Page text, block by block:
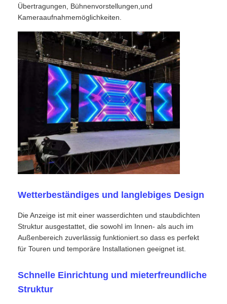
VR Show
Über uns
Werksbesichtigung
Qualitätskontrolle
Kontakt
Nachrichten
Fälle
Angebot anfordern
LED-Videowand-Display
Übertragungen, Bühnenvorstellungen,und
Kameraaufnahmemöglichkeiten.
Wetterbeständiges und langlebiges Design
Die Anzeige ist mit einer wasserdichten und staubdichten
Struktur ausgestattet, die sowohl im Innen- als auch im
Außenbereich zuverlässig funktioniert.so dass es perfekt
für Touren und temporäre Installationen geeignet ist.
Schnelle Einrichtung und mieterfreundliche
Struktur